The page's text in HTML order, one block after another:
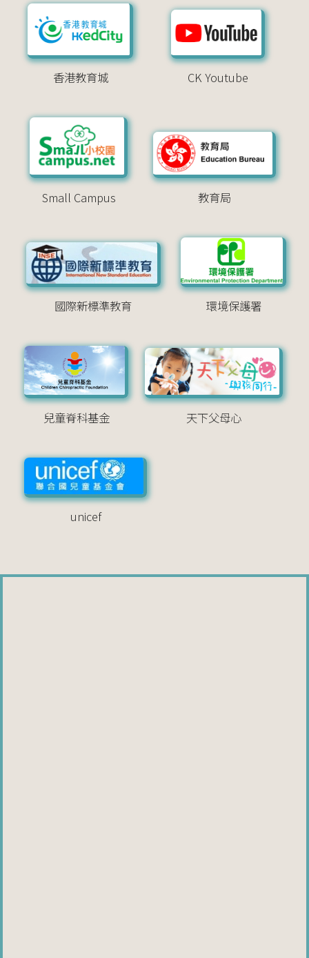
香港教育城 CK Youtube
Small Campus 教育局
國際新標準教育 環境保護署
兒童脊科基金 天下父母心
unicef